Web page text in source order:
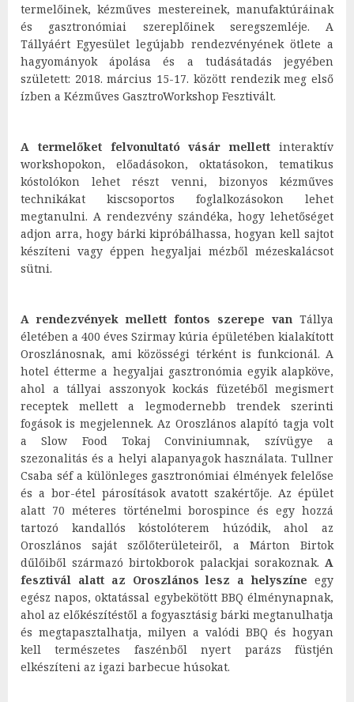
termelőinek, kézműves mestereinek, manufaktúráinak
és gasztronómiai szereplőinek seregszemléje. A
Tállyáért Egyesület legújabb rendezvényének ötlete a
hagyományok ápolása és a tudásátadás jegyében
született: 2018. március 15-17. között rendezik meg első
ízben a Kézműves GasztroWorkshop Fesztivált.
A termelőket felvonultató vásár mellett interaktív
workshopokon, előadásokon, oktatásokon, tematikus
kóstolókon lehet részt venni, bizonyos kézműves
technikákat kiscsoportos foglalkozásokon lehet
megtanulni. A rendezvény szándéka, hogy lehetőséget
adjon arra, hogy bárki kipróbálhassa, hogyan kell sajtot
készíteni vagy éppen hegyaljai mézből mézeskalácsot
sütni.
A rendezvények mellett fontos szerepe van Tállya
életében a 400 éves Szirmay kúria épületében kialakított
Oroszlánosnak, ami közösségi térként is funkcionál. A
hotel étterme a hegyaljai gasztronómia egyik alapköve,
ahol a tállyai asszonyok kockás füzetéből megismert
receptek mellett a legmodernebb trendek szerinti
fogások is megjelennek. Az Oroszlános alapító tagja volt
a Slow Food Tokaj Conviniumnak, szívügye a
szezonalitás és a helyi alapanyagok használata. Tullner
Csaba séf a különleges gasztronómiai élmények felelőse
és a bor-étel párosítások avatott szakértője. Az épület
alatt 70 méteres történelmi borospince és egy hozzá
tartozó kandallós kóstolóterem húzódik, ahol az
Oroszlános saját szőlőterületeiről, a Márton Birtok
dűlőiből származó birtokborok palackjai sorakoznak. A
fesztivál alatt az Oroszlános lesz a helyszíne egy
egész napos, oktatással egybekötött BBQ élménynapnak,
ahol az előkészítéstől a fogyasztásig bárki megtanulhatja
és megtapasztalhatja, milyen a valódi BBQ és hogyan
kell természetes faszénből nyert parázs füstjén
elkészíteni az igazi barbecue húsokat.